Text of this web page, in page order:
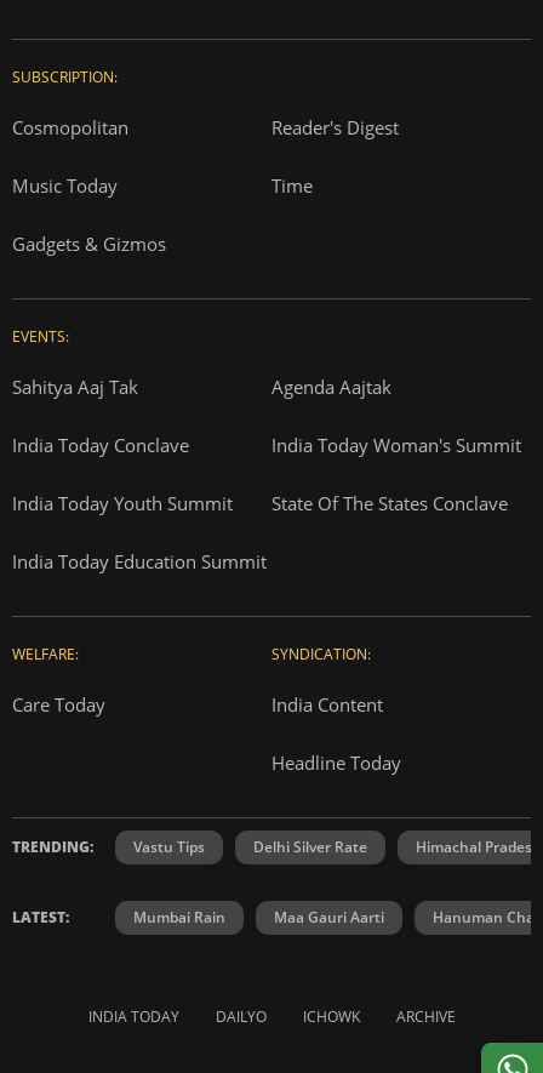
SUBSCRIPTION:
Cosmopolitan Reader's Digest
Music Today Time
Gadgets & Gizmos
EVENTS:
Sahitya Aaj Tak Agenda Aajtak
India Today Conclave India Today Woman's Summit
India Today Youth Summit State Of The States Conclave
India Today Education Summit
WELFARE:
Care Today
SYNDICATION:
India Content
Headline Today
TRENDING: Vastu Tips Delhi Silver Rate Himachal
LATEST: Mumbai Rain Maa Gauri Aarti Hanuman
INDIA TODAY DAILYO ICHOWK ARCHIVE